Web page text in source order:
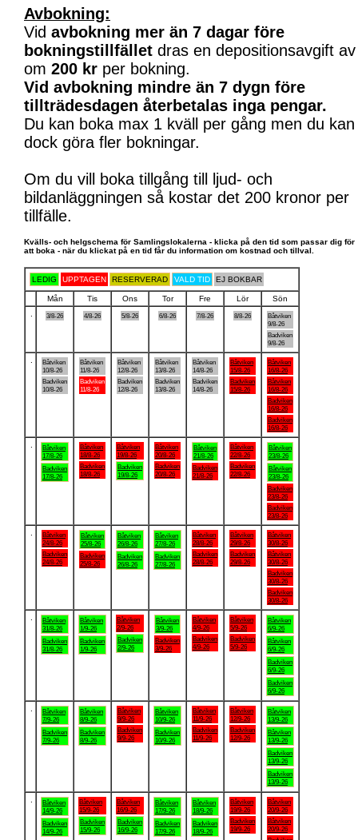
Avbokning:
Vid avbokning mer än 7 dagar före
bokningstillfället dras en depositionsavgift av
om 200 kr per bokning.
Vid avbokning mindre än 7 dygn före
tillträdesdagen återbetalas inga pengar.
Du kan boka max 1 kväll per gång men du kan
dock göra fler bokningar.
Om du vill boka tillgång till ljud- och
bildanläggningen så kostar det 200 kronor per
tillfälle.
Kvälls- och helgschema för Samlingslokalerna - klicka på den tid som passar dig för
att boka - när du klickat på en tid får du information om kostnad och tillval.
LEDIG UPPTAGEN RESERVERAD VALD TID EJ BOKBAR
Mån Tis Ons Tor Fre Lör
Sön
3/8-26 4/8-26 5/8-26 6/8-26 7/8-26 8/8-26
Båtviken
9/8-26
Badviken
9/8-26
Båtviken
10/8-26
Badviken
10/8-26
Båtviken
11/8-26
Badviken
11/8-26
Båtviken
12/8-26
Badviken
12/8-26
Båtviken
13/8-26
Badviken
13/8-26
Båtviken
14/8-26
Badviken
14/8-26
Båtviken
15/8-26
Badviken
15/8-26
Båtviken
16/8-26
Båtviken
16/8-26
Badviken
16/8-26
Badviken
16/8-26
Båtviken
17/8-26
Badviken
17/8-26
Båtviken
18/8-26
Badviken
18/8-26
Båtviken
19/8-26
Badviken
19/8-26
Båtviken
20/8-26
Badviken
20/8-26
Båtviken
21/8-26
Badviken
21/8-26
Båtviken
22/8-26
Badviken
22/8-26
Båtviken
23/8-26
Båtviken
23/8-26
Badviken
23/8-26
Badviken
23/8-26
Båtviken
24/8-26
Badviken
24/8-26
Båtviken
25/8-26
Badviken
25/8-26
Båtviken
26/8-26
Badviken
26/8-26
Båtviken
27/8-26
Badviken
27/8-26
Båtviken
28/8-26
Badviken
28/8-26
Båtviken
29/8-26
Badviken
29/8-26
Båtviken
30/8-26
Båtviken
30/8-26
Badviken
30/8-26
Badviken
30/8-26
Båtviken
31/8-26
Badviken
31/8-26
Båtviken
1/9-26
Badviken
1/9-26
Båtviken
2/9-26
Badviken
2/9-26
Båtviken
3/9-26
Badviken
3/9-26
Båtviken
4/9-26
Badviken
4/9-26
Båtviken
5/9-26
Badviken
5/9-26
Båtviken
6/9-26
Båtviken
6/9-26
Badviken
6/9-26
Badviken
6/9-26
Båtviken
7/9-26
Badviken
7/9-26
Båtviken
8/9-26
Badviken
8/9-26
Båtviken
9/9-26
Badviken
9/9-26
Båtviken
10/9-26
Badviken
10/9-26
Båtviken
11/9-26
Badviken
11/9-26
Båtviken
12/9-26
Badviken
12/9-26
Båtviken
13/9-26
Båtviken
13/9-26
Badviken
13/9-26
Badviken
13/9-26
Båtviken
14/9-26
Badviken
14/9-26
Båtviken
15/9-26
Badviken
15/9-26
Båtviken
16/9-26
Badviken
16/9-26
Båtviken
17/9-26
Badviken
17/9-26
Båtviken
18/9-26
Badviken
18/9-26
Båtviken
19/9-26
Badviken
19/9-26
Båtviken
20/9-26
Båtviken
20/9-26